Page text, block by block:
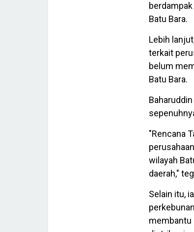
Batu Bara.
Lebih
terkait
belum
Batu Bara.
"Rencana
wilayah
daerah,"
Selain itu,
membantu